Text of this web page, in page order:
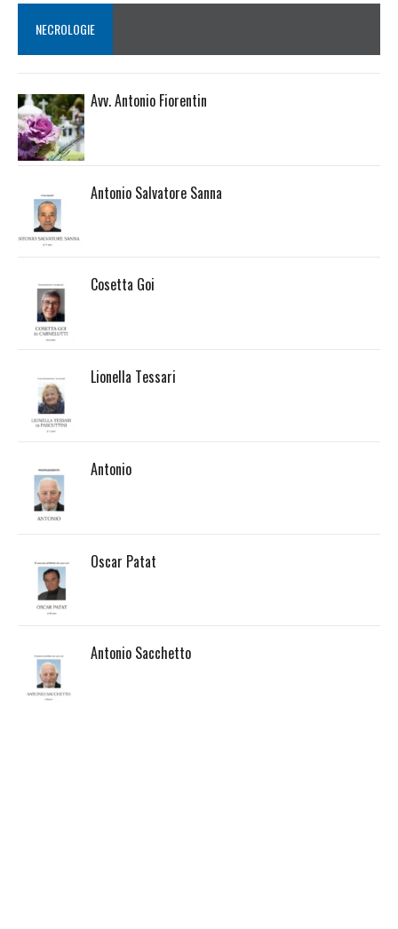
NECROLOGIE
Avv. Antonio Fiorentin
Antonio Salvatore Sanna
Cosetta Goi
Lionella Tessari
Antonio
Oscar Patat
Antonio Sacchetto